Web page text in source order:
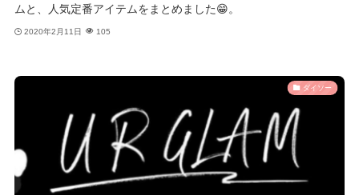
ムと、人気定番アイテムをまとめました😁。
2020年2月11日 105
ダイソー